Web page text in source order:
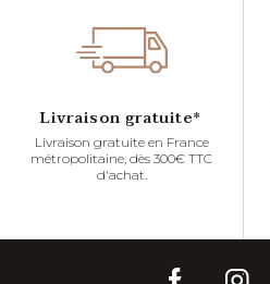
Livraison gratuite*
Livraison gratuite en France
métropolitaine, dès 300€ TTC
d'achat.